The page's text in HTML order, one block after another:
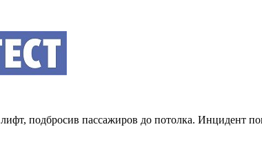
подбросив пассажиров до потолка. Инцидент